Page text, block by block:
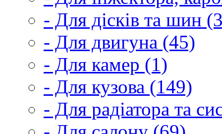
- Для дісків та шин
- Для двигуна (45)
- Для камер (1)
- Для кузова (149)
- Для радіатора та